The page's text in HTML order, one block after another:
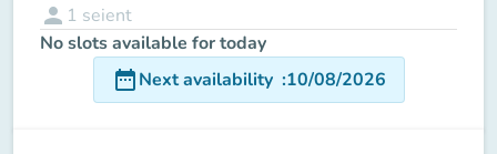
person 1 seient
No slots available for today
date_rangeNext availability :10/08/2026